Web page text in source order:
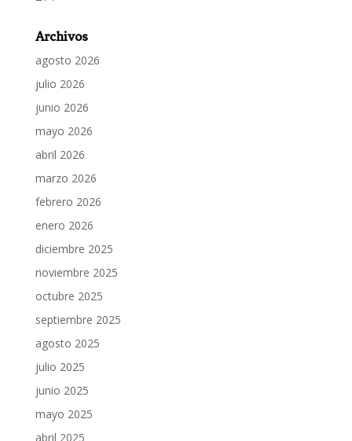
Archivos
agosto 2026
julio 2026
junio 2026
mayo 2026
abril 2026
marzo 2026
febrero 2026
enero 2026
diciembre 2025
noviembre 2025
octubre 2025
septiembre 2025
agosto 2025
julio 2025
junio 2025
mayo 2025
abril 2025